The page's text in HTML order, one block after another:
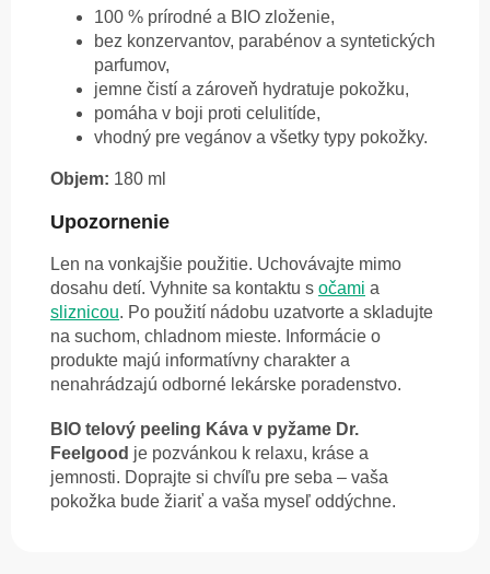
100 % prírodné a BIO zloženie,
bez konzervantov, parabénov a syntetických
parfumov,
jemne čistí a zároveň hydratuje pokožku,
pomáha v boji proti celulitíde,
vhodný pre vegánov a všetky typy pokožky.
Objem: 180 ml
Upozornenie
Len na vonkajšie použitie. Uchovávajte mimo
dosahu detí. Vyhnite sa kontaktu s očami a
sliznicou. Po použití nádobu uzatvorte a skladujte
na suchom, chladnom mieste. Informácie o
produkte majú informatívny charakter a
nenahrádzajú odborné lekárske poradenstvo.
BIO telový peeling Káva v pyžame Dr.
Feelgood je pozvánkou k relaxu, kráse a
jemnosti. Doprajte si chvíľu pre seba – vaša
pokožka bude žiariť a vaša myseľ oddýchne.